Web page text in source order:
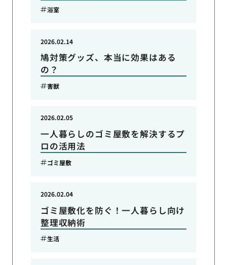
浴室
鳩対策グッズ、本当に効果はある
の？
2026.02.14
害獣
一人暮らしのゴミ屋敷を解決するプ
ロの活用法
2026.02.05
ゴミ屋敷
ゴミ屋敷化を防ぐ！一人暮らし向け
整理収納術
2026.02.04
生活